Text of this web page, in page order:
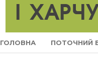
ГОЛОВНА ПОТОЧНИЙ